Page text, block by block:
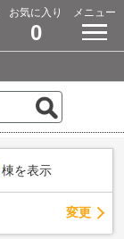
お気に入り
0
メニュー
棟を表示
変更